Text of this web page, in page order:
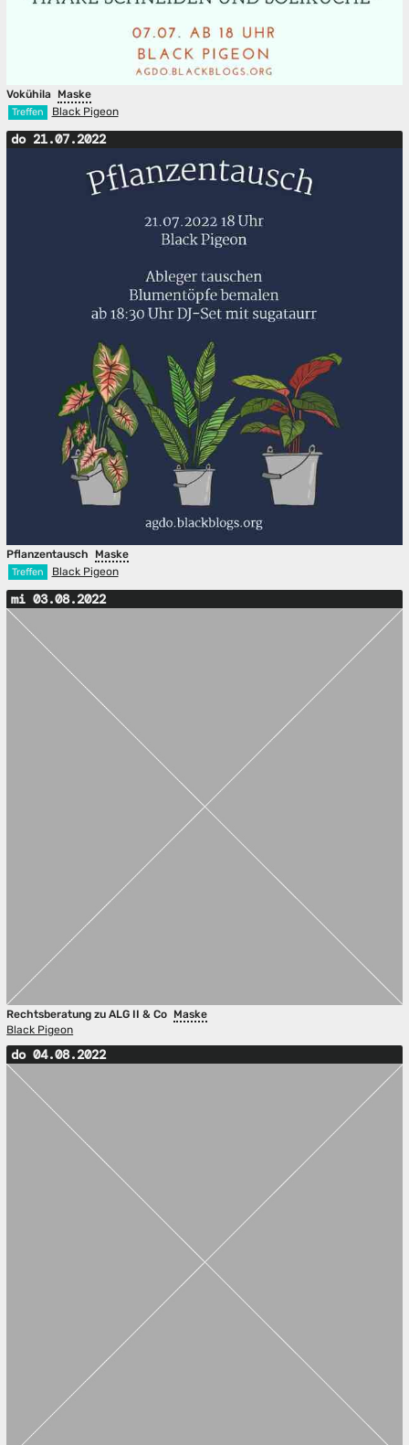
Vokühila Maske
Treffen Black Pigeon
do 21.07.2022
Pflanzentausch Maske
Treffen Black Pigeon
mi 03.08.2022
Rechtsberatung zu ALG II & Co Maske
Black Pigeon
do 04.08.2022